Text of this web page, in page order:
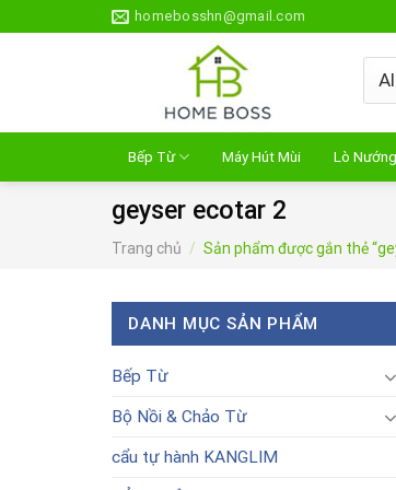
to
homebosshn@gmail.com
Bếp Từ Máy Hút Mùi Lò Nướng
geyser ecotar 2
Trang chủ / Sản phẩm được gắn thẻ
DANH MỤC SẢN PHẨM
Bếp Từ
Bộ Nồi & Chảo Từ
cẩu tự hành KANGLIM